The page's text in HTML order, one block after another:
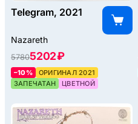
Telegram, 2021
Nazareth
57805202 ₽
–10%
ОРИГИНАЛ 2021
ЗАПЕЧАТАН
ЦВЕТНОЙ